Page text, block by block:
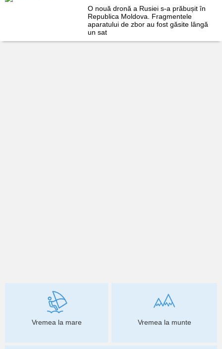
O nouă dronă a Rusiei s-a prăbușit în
Republica Moldova. Fragmentele
aparatului de zbor au fost găsite lângă
un sat
Vremea la mare Vremea la munte